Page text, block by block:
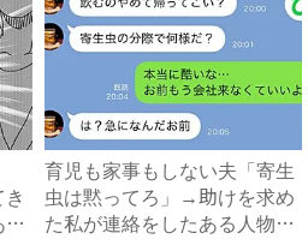
育児も家事もしない夫「寄生
虫は黙ってろ」→助けを求め
た私が連絡をしたある人物と